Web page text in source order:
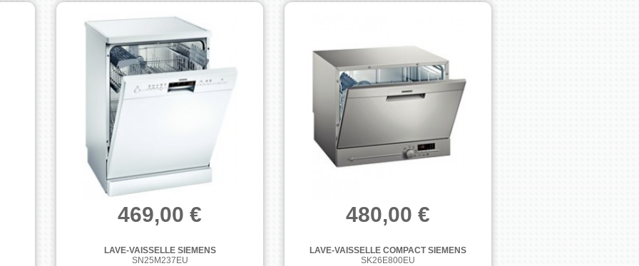
469,00 €
LAVE-VAISSELLE SIEMENS
SN25M237EU
480,00 €
LAVE-VAISSELLE COMPACT SIEMENS
SK26E800EU